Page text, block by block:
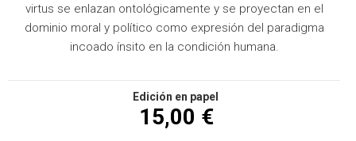
virtus se enlazan ontológicamente y se proyectan en el
dominio moral y político como expresión del paradigma
incoado ínsito en la condición humana.
Edición en papel
15,00 €